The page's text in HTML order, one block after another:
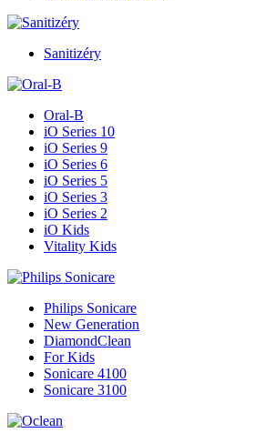
Sanitizéry
Oral-B
iO Series 10
iO Series 9
iO Series 6
iO Series 5
iO Series 3
iO Series 2
iO Kids
Vitality Kids
Philips Sonicare
New Generation
DiamondClean
For Kids
Sonicare 4100
Sonicare 3100